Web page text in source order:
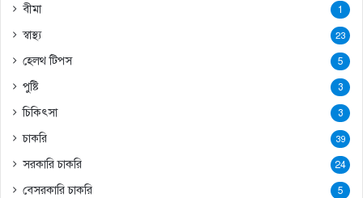
বীমা 1
স্বাস্থ্য 23
হেলথ টিপস 5
পুষ্টি 3
চিকিৎসা 3
চাকরি 39
সরকারি চাকরি 24
বেসরকারি চাকরি 5